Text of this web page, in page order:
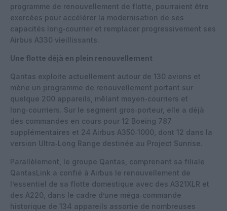
programme de renouvellement de flotte, pourraient être
exercées pour accélérer la modernisation de ses
capacités long‑courrier et remplacer progressivement ses
Airbus A330 vieillissants.
Une flotte déjà en plein renouvellement
Qantas exploite actuellement autour de 130 avions et
mène un programme de renouvellement portant sur
quelque 200 appareils, mêlant moyen‑courriers et
long‑courriers. Sur le segment gros‑porteur, elle a déjà
des commandes en cours pour 12 Boeing 787
supplémentaires et 24 Airbus A350‑1000, dont 12 dans la
version Ultra‑Long Range destinée au Project Sunrise.
Parallèlement, le groupe Qantas, comprenant sa filiale
QantasLink a confié à Airbus le renouvellement de
l’essentiel de sa flotte domestique avec des A321XLR et
des A220, dans le cadre d’une méga‑commande
historique de 134 appareils assortie de nombreuses